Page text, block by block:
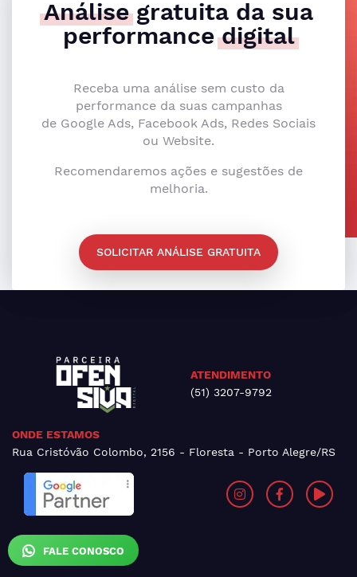
FALE CONOSCO
Análisegratuita da sua
performancedigital
Receba uma análise sem custo da
performance da suas campanhas
de Google Ads, Facebook Ads, Redes Sociais
ou Website.
Recomendaremos ações e sugestões de
melhoria.
SOLICITAR ANÁLISE GRATUITA
ATENDIMENTO
(51) 3207-9792
ONDE ESTAMOS
Rua Cristóvão Colombo, 2156 - Floresta - Porto Alegre/RS